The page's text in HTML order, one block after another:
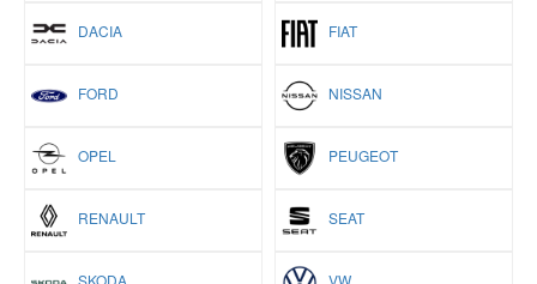
DACIA FIAT
FORD NISSAN
OPEL PEUGEOT
RENAULT SEAT